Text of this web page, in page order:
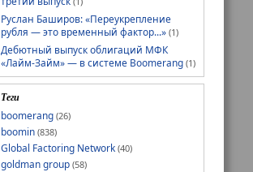
Руслан Баширов: «Переукрепление
рубля — это временный фактор...» (1)
Дебютный выпуск облигаций МФК
«Лайм-Займ» — в системе Boomerang (1)
Теги
boomerang (26)
boomin (838)
Global Factoring Network (40)
goldman group (58)